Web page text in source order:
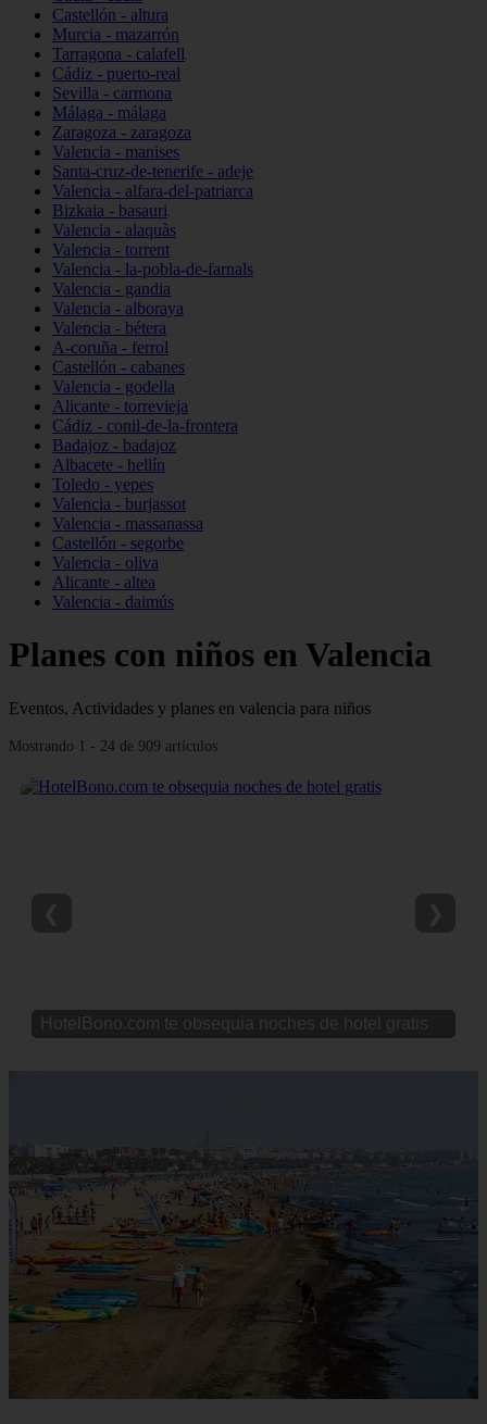
Castellón - altura
Murcia - mazarrón
Tarragona - calafell
Cádiz - puerto-real
Sevilla - carmona
Málaga - málaga
Zaragoza - zaragoza
Valencia - manises
Santa-cruz-de-tenerife - adeje
Valencia - alfara-del-patriarca
Bizkaia - basauri
Valencia - alaquàs
Valencia - torrent
Valencia - la-pobla-de-farnals
Valencia - gandia
Valencia - alboraya
Valencia - bétera
A-coruña - ferrol
Castellón - cabanes
Valencia - godella
Alicante - torrevieja
Cádiz - conil-de-la-frontera
Badajoz - badajoz
Albacete - hellín
Toledo - yepes
Valencia - burjassot
Valencia - massanassa
Castellón - segorbe
Valencia - oliva
Alicante - altea
Valencia - daimús
Planes con niños en Valencia
Eventos, Actividades y planes en valencia para niños
Mostrando 1 - 24 de 909 artículos
HotelBono.com te obsequia noches de hotel gratis